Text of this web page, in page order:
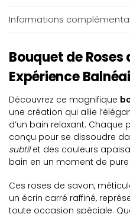
Informations
Bouquet de Roses
Expérience
Découvrez ce magnifique
une création qui allie
d’un bain relaxant.
conçu pour se dissoudre
subtilet des couleurs
bain en un moment de
Ces roses de savon,
un écrin carré raffiné,
toute occasion spéciale.